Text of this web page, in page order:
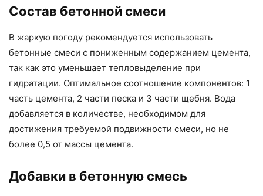
Состав бетонной смеси
В жаркую погоду рекомендуется использовать
бетонные смеси с пониженным содержанием цемента,
так как это уменьшает тепловыделение при
гидратации. Оптимальное соотношение компонентов: 1
часть цемента, 2 части песка и 3 части щебня. Вода
добавляется в количестве, необходимом для
достижения требуемой подвижности смеси, но не
более 0,5 от массы цемента.
Добавки в бетонную смесь